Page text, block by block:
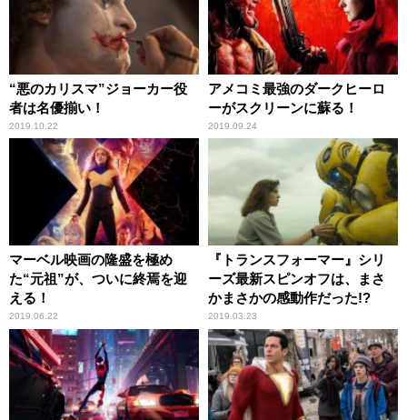
“悪のカリスマ”ジョーカー役
者は名優揃い！
2019.10.22
アメコミ最強のダークヒーロ
ーがスクリーンに蘇る！
2019.09.24
マーベル映画の隆盛を極め
た“元祖”が、ついに終焉を迎
える！
2019.06.22
『トランスフォーマー』シリ
ーズ最新スピンオフは、まさ
かまさかの感動作だった!?
2019.03.23